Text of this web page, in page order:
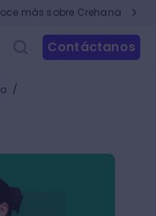
más sobre Crehana
Contáctanos
/
han mejorado su